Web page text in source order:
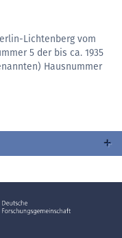
Lichtenberg vom
5 der bis ca. 1935
Hausnummer